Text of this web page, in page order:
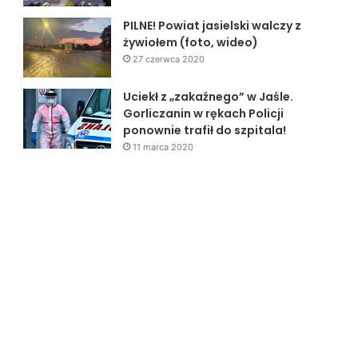
PILNE! Powiat jasielski walczy z
żywiołem (foto, wideo)
27 czerwca 2020
Uciekł z „zakaźnego” w Jaśle.
Gorliczanin w rękach Policji
ponownie trafił do szpitala!
11 marca 2020